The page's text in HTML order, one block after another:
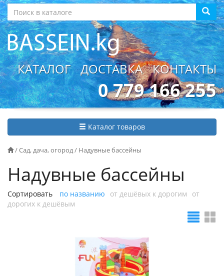
КАТАЛОГ ДОСТАВКА КОНТАКТЫ
0 779 166 255
Каталог товаров
/Сад, дача, огород/ Надувные бассейны
Надувные бассейны
Сортировать по названию от дешёвых к дорогим
от
дорогих к дешёвым